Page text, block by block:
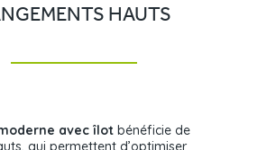
HAUTS
avec îlot bénéficie de
qui permettent d’optimiser